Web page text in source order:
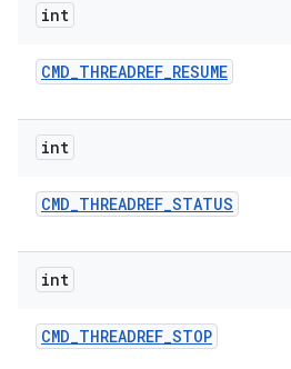
int
CMD_THREADREF_RESUME
int
CMD_THREADREF_STATUS
int
CMD_THREADREF_STOP